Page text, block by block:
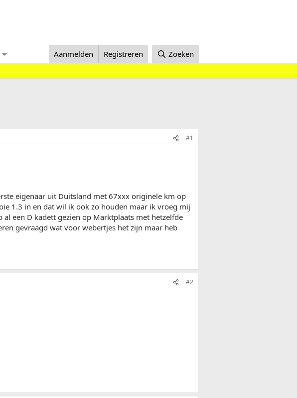
Aanmelden Registreren Zoeken
#1
eigenaar uit Duitsland met 67xxx originele km op
1.3 in en dat wil ik ook zo houden maar ik vroeg mij
een D kadett gezien op Marktplaats met hetzelfde
gevraagd wat voor webertjes het zijn maar heb
#2